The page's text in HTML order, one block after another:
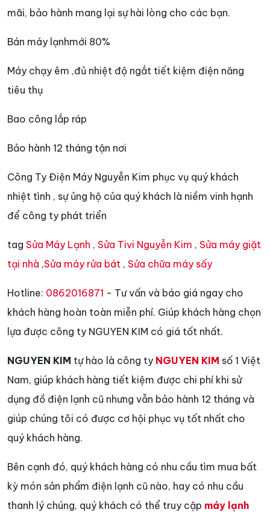
mãi, bảo hành mang lại sự hài lòng cho các bạn.
Bán máy lạnhmới 80%
Máy chạy êm ,đủ nhiệt độ ngắt tiết kiệm điện năng
tiêu thụ
Bao công lắp ráp
Bảo hành 12 tháng tận nơi
Công Ty Điện Máy Nguyễn Kim phục vụ quý khách
nhiệt tình , sự ủng hộ của quý khách là niềm vinh hạnh
để công ty phát triển
tag Sửa Máy Lạnh , Sửa Tivi Nguyễn Kim , Sửa máy giặt
tại nhà ,Sửa máy rửa bát , Sửa chữa máy sấy
Hotline: 0862016871 - Tư vấn và báo giá ngay cho
khách hàng hoàn toàn miễn phí. Giúp khách hàng chọn
lựa được công ty NGUYEN KIM có giá tốt nhất.
NGUYEN KIM tự hào là công ty NGUYEN KIM số 1 Việt
Nam, giúp khách hàng tiết kiệm được chi phí khi sử
dụng đồ điện lạnh cũ nhưng vẫn bảo hành 12 tháng và
giúp chúng tôi có được cơ hội phục vụ tốt nhất cho
quý khách hàng.
Bên cạnh đó, quý khách hàng có nhu cầu tìm mua bất
kỳ món sản phẩm điện lạnh cũ nào, hay có nhu cầu
thanh lý chúng, quý khách có thể truy cập máy lạnh